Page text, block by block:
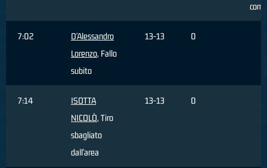
7:02
D'Alessandro
Lorenzo, Fallo
subito
13-13 0
7:14
ISOTTA
NICOLÒ, Tiro
sbagliato
dall'area
13-13 0